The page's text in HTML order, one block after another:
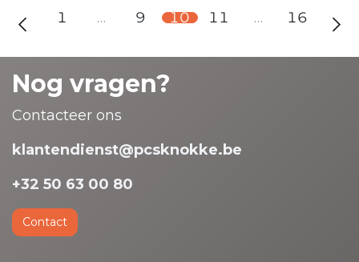
1 … 9 10 11 … 16
Nog vragen?
Contacteer ons
klantendienst@pcsknokke.be
+32 50 63 00 80
Contact